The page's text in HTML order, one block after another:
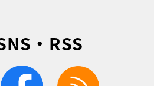
・RSS
facebook